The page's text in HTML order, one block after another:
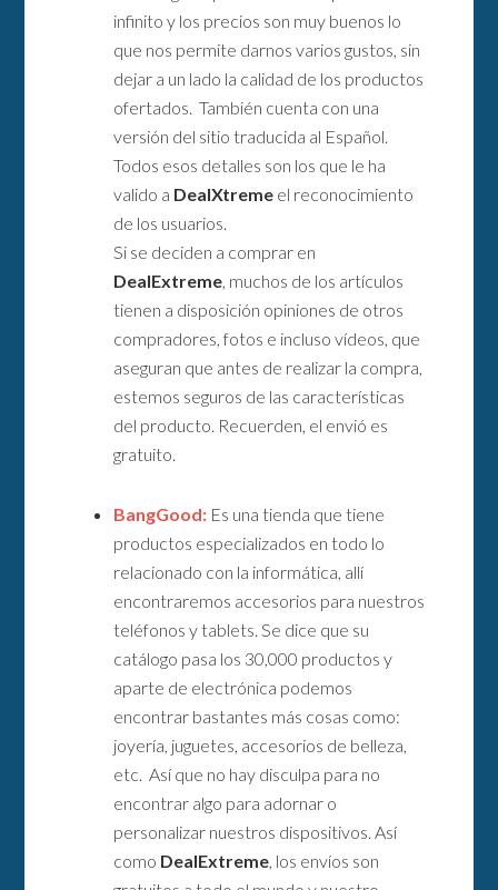
infinito y los precios son muy buenos lo
que nos permite darnos varios gustos, sin
dejar a un lado la calidad de los productos
ofertados. También cuenta con una
versión del sitio traducida al Español.
Todos esos detalles son los que le ha
valido a DealXtreme el reconocimiento
de los usuarios.
Si se deciden a comprar en
DealExtreme , muchos de los artículos
tienen a disposición opiniones de otros
compradores, fotos e incluso vídeos, que
aseguran que antes de realizar la compra,
estemos seguros de las características
del producto. Recuerden, el envió es
gratuito.
BangGood: Es una tienda que tiene
productos especializados en todo lo
relacionado con la informática, allí
encontraremos accesorios para nuestros
teléfonos y tablets. Se dice que su
catálogo pasa los 30,000 productos y
aparte de electrónica podemos
encontrar bastantes más cosas como:
joyería, juguetes, accesorios de belleza,
etc. Así que no hay disculpa para no
encontrar algo para adornar o
personalizar nuestros dispositivos. Así
como DealExtreme , los envíos son